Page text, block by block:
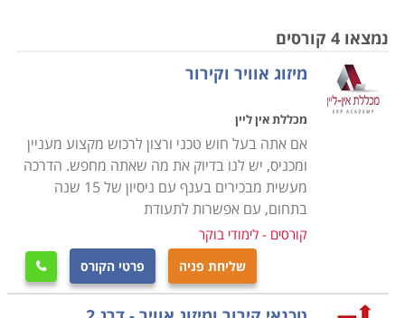
לכיוון הנהג, או מאורר קטן לערבל את האוויר החם והלח.
היום, אם חלילה וחס יתקלקל הקירור בעבודה בצהרי חודש
יולי או אוגוסט, רוב הבוסים ירחמו על הצוות, וישלחו אותם
הביתה עד בואו של הטכנאי הגואל. קשה להאמין שעד לפני
שנים לא רבות היה מיזוג האוויר שמור לבעלי הממון בלבד.
מזג האוויר בארץ מקצין והולך יד ביד עם השפעות
ההתחממות הגלובלית. המערכות האקלימיות הופכות
קיצוניות וקשות יותר, והמועקה מורגשת בעיקר בקיץ, שהופך
יותר ויותר ארוך, אבל פחות ופחות נסבל. לכן אם נחפש
תחום שבו אנו מניחים שתמיד יהיה ביקוש יציב ומתמשך,
נמצאו 4 קורסים
מיזוג אוויר וקירור
מכללת אין ליין
אם אתה בעל חוש טכני ורצון לרכוש מקצוע מעניין
ומכניס, יש לנו בדיוק את מה שאתה מחפש. הדרכה
מעשית מבכירים בענף עם ניסיון של 15 שנה
בתחום, עם אפשרות לתעודת
קורסים - לימודי בוקר
שליחת פניה פרטי הקורס 